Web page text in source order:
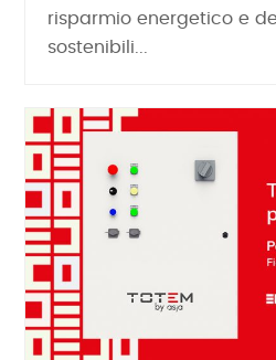
risparmio energetico e
sostenibili...